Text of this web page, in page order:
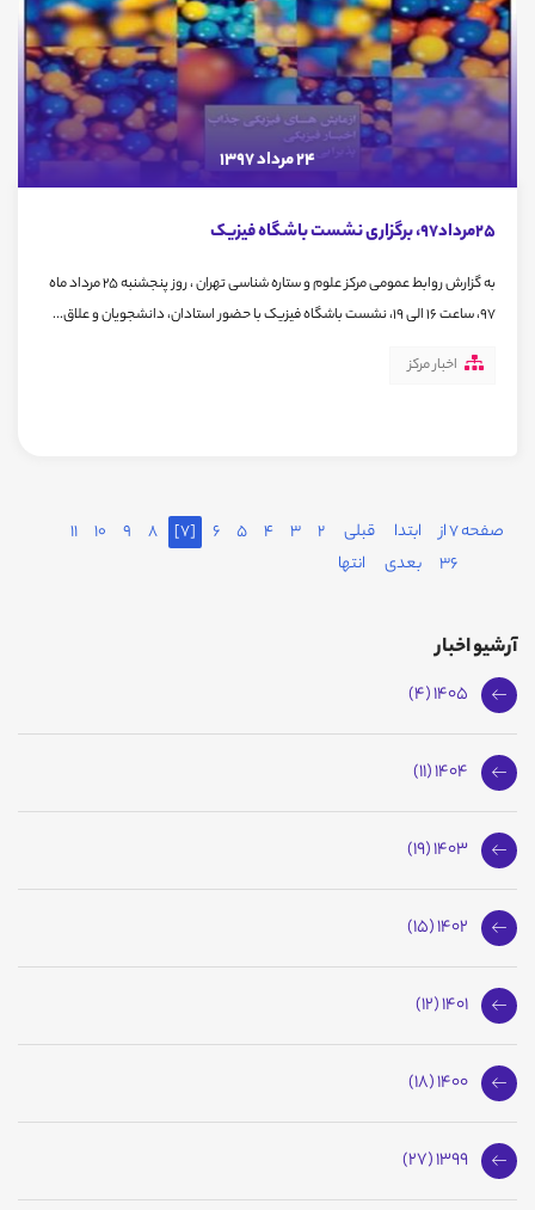
24 مرداد 1397
25مرداد97، برگزاری نشست باشگاه فیزیک
به گزارش روابط عمومی مرکز علوم و ستاره شناسی تهران ، روز پنجشنبه 25 مرداد ماه
97، ساعت 16 الی 19، نشست باشگاه فیزیک با حضور استادان، ‌دانشجویان و علاق...
اخبار مرکز
صفحه 7 از
36
ابتدا قبلی 2
3
4
5
6
[7]
8
9
10
11
بعدی
انتها
آرشیو اخبار
1405 (4)
1404 (11)
1403 (19)
1402 (15)
1401 (12)
1400 (18)
1399 (27)